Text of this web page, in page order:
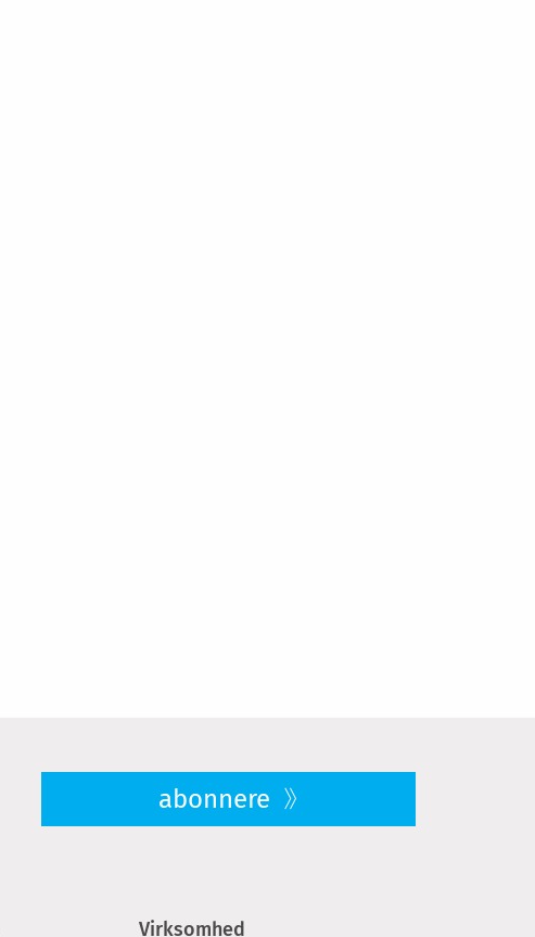
abonnere
Virksomhed